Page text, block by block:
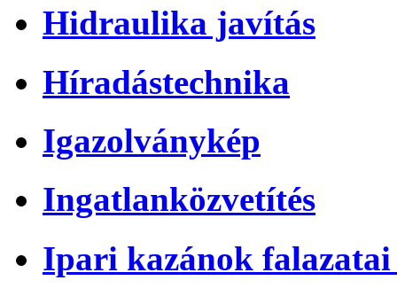
Hidraulika javítás
Híradástechnika
Igazolványkép
Ingatlanközvetítés
Ipari kazánok falazatai